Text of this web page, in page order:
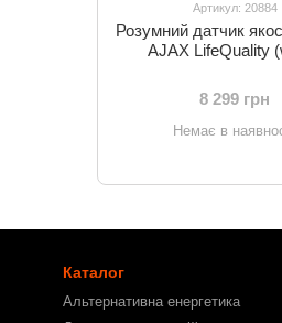
Артикул: 20884
Розумний датчик
AJAX LifeQuality
8 299 грн
Немає в
Каталог
Альтернативна енергетика